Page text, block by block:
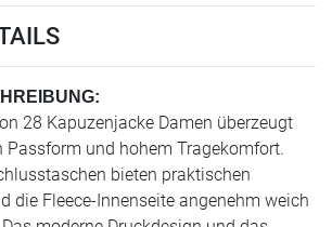
28 Kapuzenjacke Damen überzeugt
Passform und hohem Tragekomfort.
bieten praktischen
die Fleece-Innenseite angenehm weich